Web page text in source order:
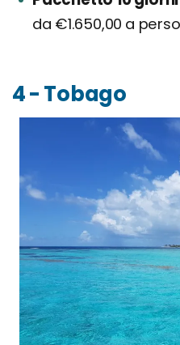
da €1.650,00 a
4 - Tobago